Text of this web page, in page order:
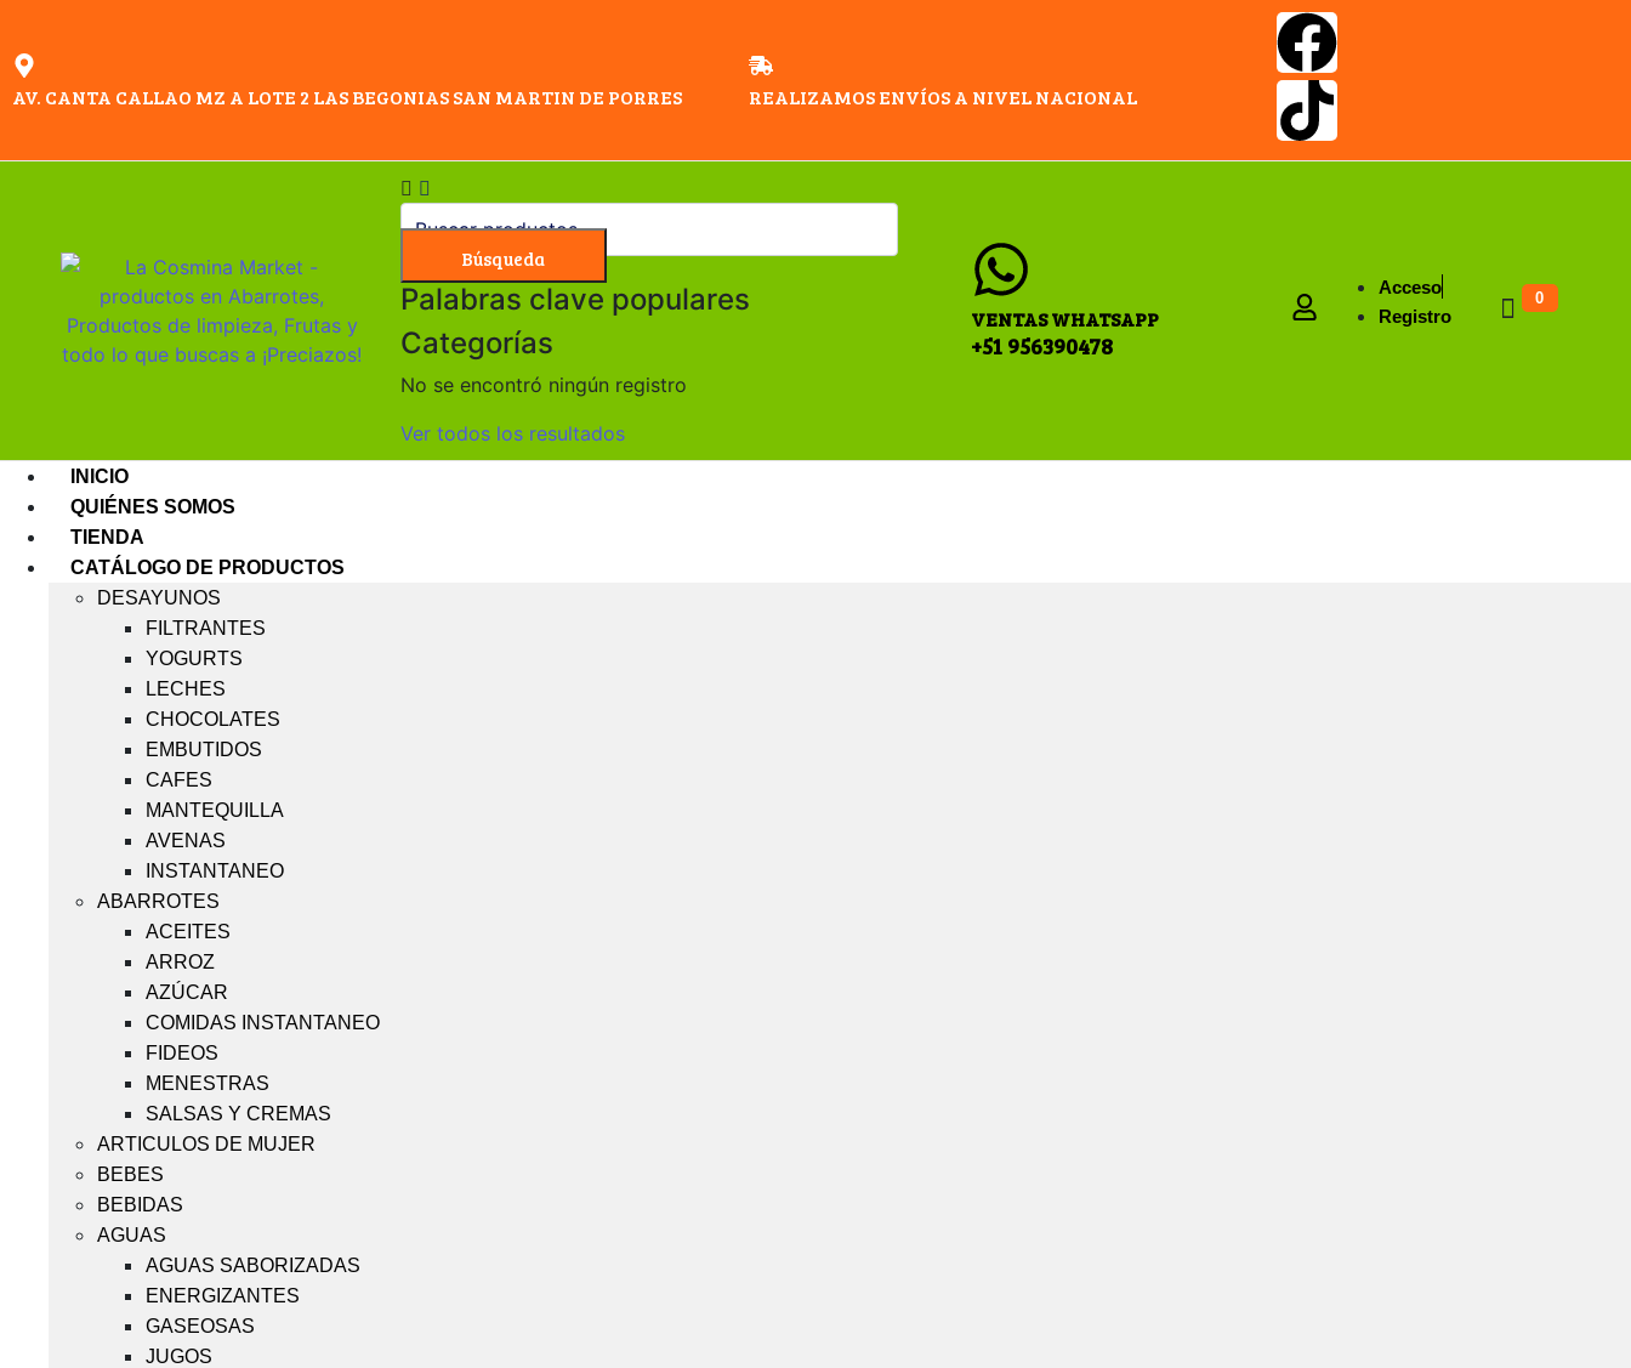
AV. CANTA CALLAO MZ A LOTE 2 LAS BEGONIAS SAN MARTIN DE PORRES REALIZAMOS ENVÍOS A NIVEL NACIONAL
Búsqueda
Palabras clave populares
Categorías
No se encontró ningún registro
Ver todos los resultados
VENTAS WHATSAPP
+51 956390478
Acceso
Registro
0
INICIO
QUIÉNES SOMOS
TIENDA
CATÁLOGO DE PRODUCTOS
DESAYUNOS
FILTRANTES
YOGURTS
LECHES
CHOCOLATES
EMBUTIDOS
CAFES
MANTEQUILLA
AVENAS
INSTANTANEO
ABARROTES
ACEITES
ARROZ
AZÚCAR
COMIDAS INSTANTANEO
FIDEOS
MENESTRAS
SALSAS Y CREMAS
ARTICULOS DE MUJER
BEBES
BEBIDAS
AGUAS
AGUAS SABORIZADAS
ENERGIZANTES
GASEOSAS
JUGOS